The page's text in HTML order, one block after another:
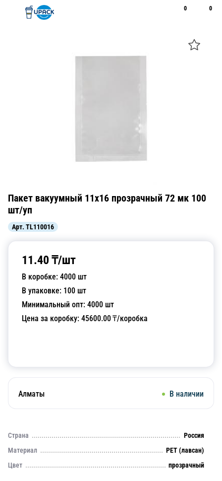
0 0
Пакет вакуумный 11х16 прозрачный 72 мк 100
шт/уп
Арт. TL110016
11.40 ₸/шт
В коробке: 4000 шт
В упаковке: 100 шт
Минимальный опт: 4000 шт
Цена за коробку: 45600.00₸/коробка
Алматы В наличии
Страна
Россия
Материал
PET (лавсан)
Цвет
прозрачный